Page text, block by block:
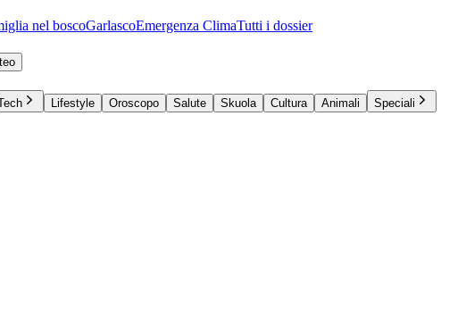
nel boscoGarlascoEmergenza ClimaTutti i dossier
Lifestyle Oroscopo Salute Skuola Cultura Animali
Speciali